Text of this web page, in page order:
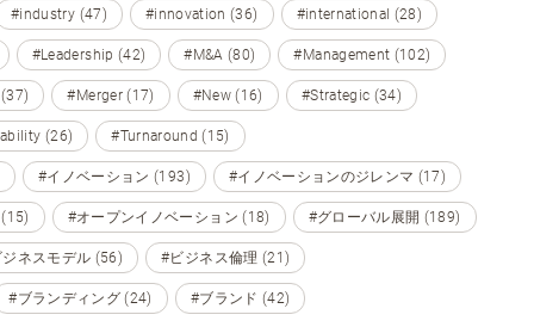
#industry (47) #innovation (36) #international (28)
#Leadership (42) #M&A (80) #Management (102)
#Merger (17) #New (16) #Strategic (34)
(26) #Turnaround (15)
#イノベーション (193) #イノベーションのジレンマ (17)
#オープンイノベーション (18) #グローバル展開 (189)
ネスモデル (56) #ビジネス倫理 (21)
#ブランディング (24) #ブランド (42)